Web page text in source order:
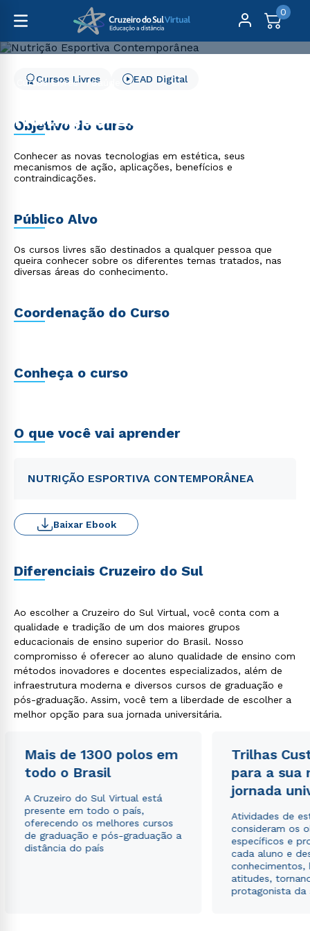
0
Cursos Livres
Saúde
Nutrição Esportiva
Contemporânea
Cursos Livres EAD Digital
Objetivo do curso
Conhecer as novas tecnologias em estética, seus
mecanismos de ação, aplicações, benefícios e
contraindicações.
Público Alvo
Os cursos livres são destinados a qualquer pessoa que
queira conhecer sobre os diferentes temas tratados, nas
diversas áreas do conhecimento.
Coordenação do Curso
Conheça o curso
O que você vai aprender
NUTRIÇÃO ESPORTIVA CONTEMPORÂNEA
Baixar Ebook
Diferenciais Cruzeiro do Sul
Ao escolher a Cruzeiro do Sul Virtual, você conta com a
qualidade e tradição de um dos maiores grupos
educacionais de ensino superior do Brasil. Nosso
compromisso é oferecer ao aluno qualidade de ensino com
métodos inovadores e docentes especializados, além de
infraestrutura moderna e diversos cursos de graduação e
pós-graduação. Assim, você tem a liberdade de escolher a
melhor opção para sua jornada universitária.
Mais de 1300 polos em
todo o Brasil
A Cruzeiro do Sul Virtual está
presente em todo o país,
oferecendo os melhores cursos
de graduação e pós-graduação a
distância do país
Trilhas
para a sua
jornada
Atividades de
consideram os
específicos e
cada aluno e
conhecimentos,
atitudes,
protagonista da